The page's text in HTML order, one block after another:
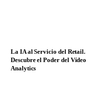
La IA al Servicio del Retail.
Descubre el Poder del Vídeo
Analytics